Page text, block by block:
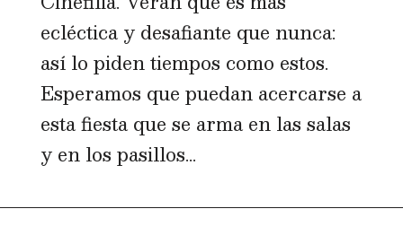
ecléctica y desafiante que nunca:
así lo piden tiempos como estos.
Esperamos que puedan acercarse a
esta fiesta que se arma en las salas
y en los pasillos...